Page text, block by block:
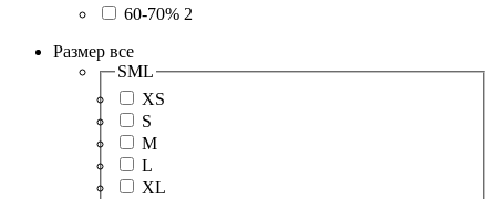
60-70% 2
Размер все
SML
XS
S
M
L
XL